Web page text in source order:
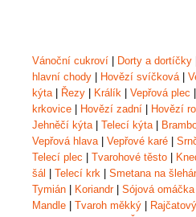
Vánoční cukroví Dorty a dortíčky
hlavní chody
Hovězí svíčková|
kýta| Řezy Králík Vepřová plec
krkovice
Hovězí zadní Hovězí
Jehněčí kýta| Telecí kýta|
Vepřová hlava| Vepřové karé
Telecí plec
Tvarohové těsto
šál
Telecí krk Smetana na
Tymián
Koriandr| Sójová omáčka
Mandle
Tvaroh měkký